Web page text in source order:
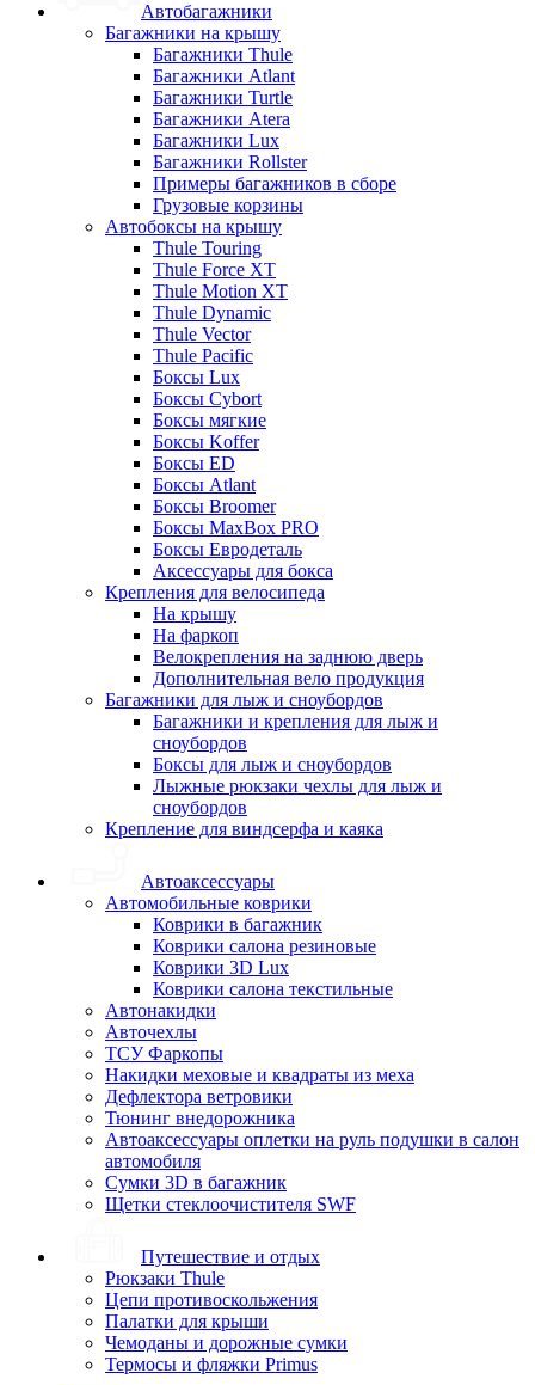
Автобагажники
Багажники на крышу
Багажники Thule
Багажники Atlant
Багажники Turtle
Багажники Atera
Багажники Lux
Багажники Rollster
Примеры багажников в сборе
Грузовые корзины
Автобоксы на крышу
Thule Touring
Thule Force XT
Thule Motion XT
Thule Dynamic
Thule Vector
Thule Pacific
Боксы Lux
Боксы Cybort
Боксы мягкие
Боксы Koffer
Боксы ED
Боксы Atlant
Боксы Broomer
Боксы MaxBox PRO
Боксы Евродеталь
Аксессуары для бокса
Крепления для велосипеда
На крышу
На фаркоп
Велокрепления на заднюю дверь
Дополнительная вело продукция
Багажники для лыж и сноубордов
Багажники и крепления для лыж и
сноубордов
Боксы для лыж и сноубордов
Лыжные рюкзаки чехлы для лыж и
сноубордов
Крепление для виндсерфа и каяка
Автоаксессуары
Автомобильные коврики
Коврики в багажник
Коврики салона резиновые
Коврики 3D Lux
Коврики салона текстильные
Автонакидки
Авточехлы
ТСУ Фаркопы
Накидки меховые и квадраты из меха
Дефлектора ветровики
Тюнинг внедорожника
Автоаксессуары оплетки на руль подушки в салон
автомобиля
Сумки 3D в багажник
Щетки стеклоочистителя SWF
Путешествие и отдых
Рюкзаки Thule
Цепи противоскольжения
Палатки для крыши
Чемоданы и дорожные сумки
Термосы и фляжки Primus